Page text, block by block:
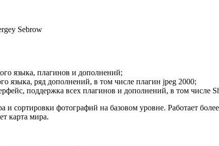
Sebrow
языка, плагинов и дополнений;
языка, ряд дополнений, в том числе плагин jpeg 2000;
поддержка всех плагинов и дополнений, в том числе
сортировки фотографий на базовом уровне. Работает
карта мира.